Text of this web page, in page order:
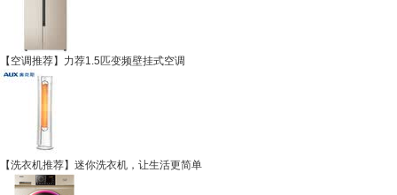
【空调推荐】力荐1.5匹变频壁挂式空调
【洗衣机推荐】迷你洗衣机，让生活更简单